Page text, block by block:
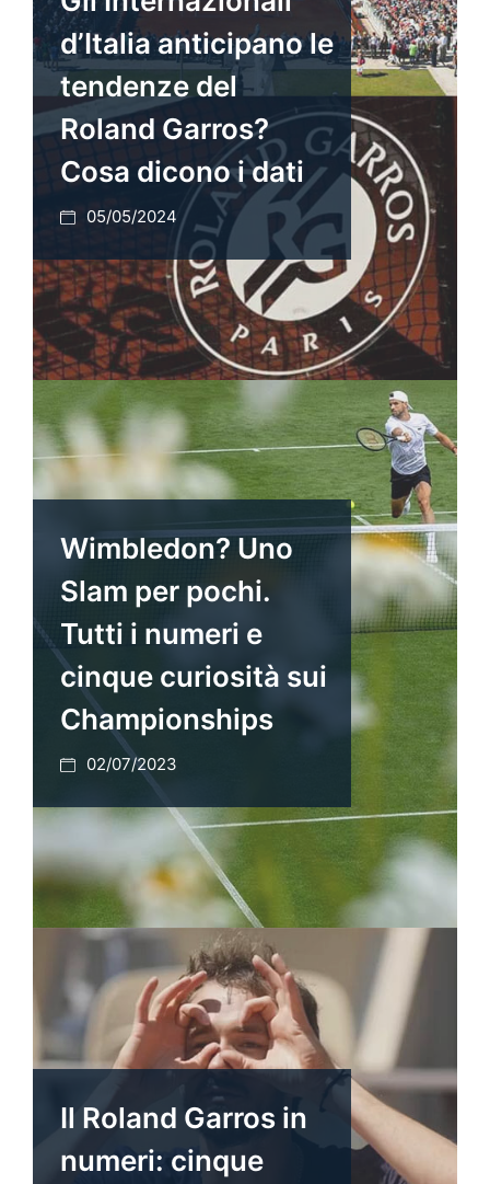
d’Italia anticipano le
tendenze del
Roland Garros?
Cosa dicono i dati
05/05/2024
Wimbledon? Uno
Slam per pochi.
Tutti i numeri e
cinque curiosità sui
Championships
02/07/2023
Il Roland Garros in
numeri: cinque